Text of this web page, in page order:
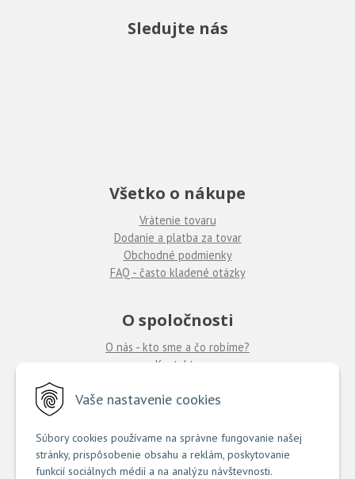
Vaše nastavenie cookies
Súbory cookies používame na správne fungovanie našej
stránky, prispôsobenie obsahu a reklám, poskytovanie
funkcií sociálnych médií a na analýzu návštevnosti.
Sledujte nás
Všetko o nákupe
Vrátenie tovaru
Dodanie a platba za tovar
Obchodné podmienky
FAQ - často kladené otázky
O spoločnosti
O nás - kto sme a čo robíme?
Kontakty
Predajne COUTURE
TU nájdete zoznam našich predajní